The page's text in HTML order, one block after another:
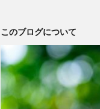
このブログについて